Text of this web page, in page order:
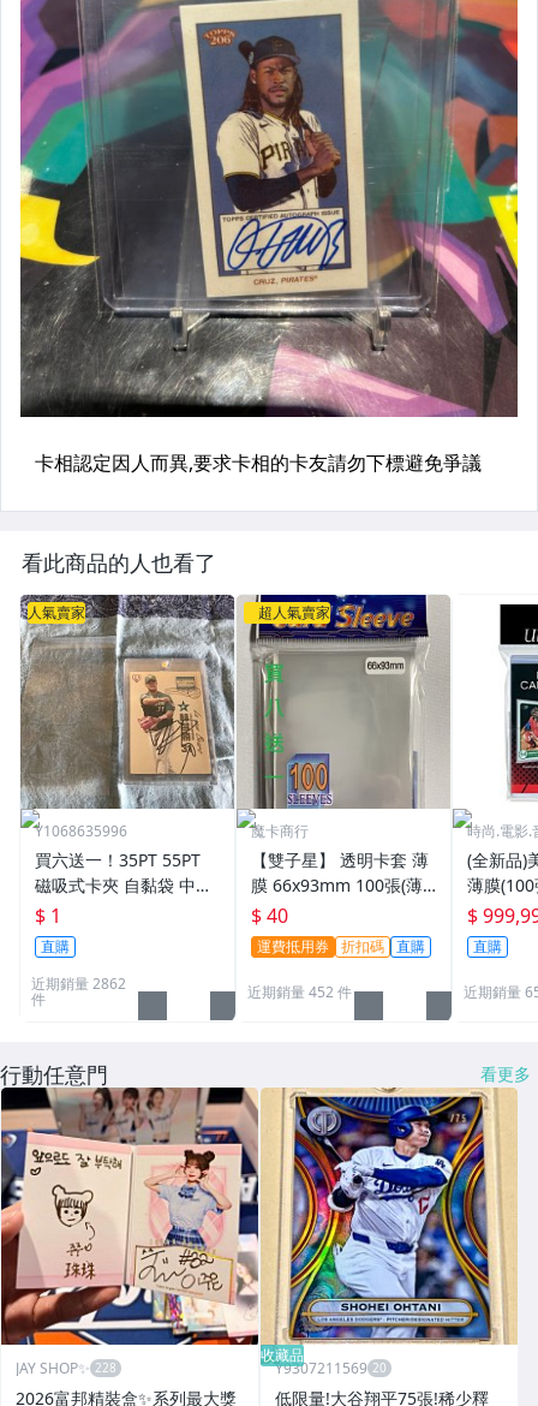
看此商品的人也看了
人氣賣家
Y1068635996
買六送一！35PT 55PT
磁吸式卡夾 自黏袋 中華
職棒球員卡 遊戲王 寶可
夢PTCG 漫威 ultra pro
可用
$ 1
直購
近期銷量 2862
件
超人氣賣家
魔卡商行
【雙子星】 透明卡套 薄
膜 66x93mm 100張(薄)
適用 BBM MLB Topps C
PBL 球員卡
$ 40
運費抵用券 折扣碼 直購
近期銷量 452 件
時尚.電影.
(全新品)
薄膜
次到貨
$
直購
近期銷量
行動任意門 看更多
JAY SHOP✨
2026富邦精裝盒✨系列最大獎
收藏品
Y9307211569
低限量!大谷翔平75張!稀少釋